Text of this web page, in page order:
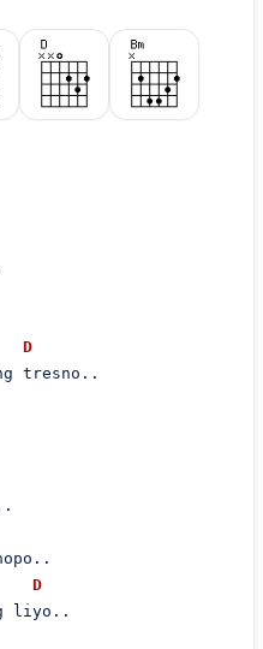
D
tresno..
D
liyo..